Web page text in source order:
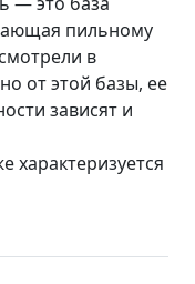
пильному
в
от этой базы, ее
зависят и
характеризуется